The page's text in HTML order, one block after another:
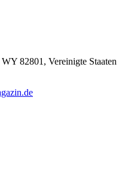
82801, Vereinigte Staaten